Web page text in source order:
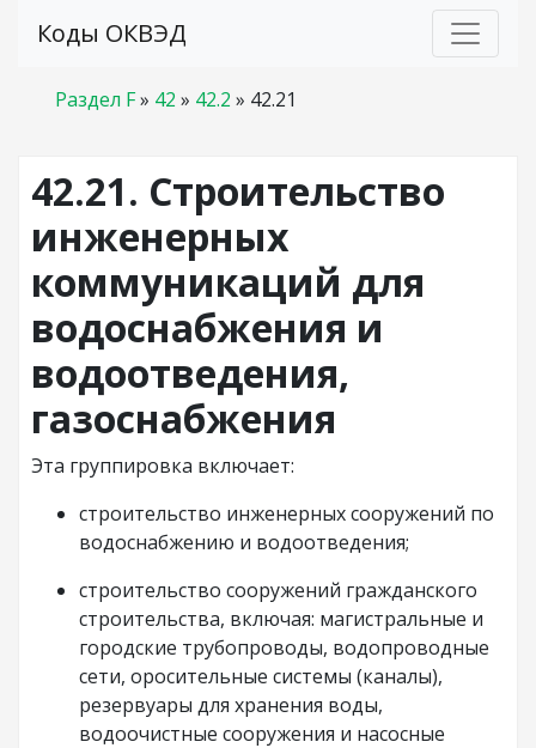
Коды ОКВЭД
Раздел F» 42 » 42.2 » 42.21
42.21. Строительство
инженерных
коммуникаций для
водоснабжения и
водоотведения,
газоснабжения
Эта группировка включает:
строительство инженерных сооружений по
водоснабжению и водоотведения;
строительство сооружений гражданского
строительства, включая: магистральные и
городские трубопроводы, водопроводные
сети, оросительные системы (каналы),
резервуары для хранения воды,
водоочистные сооружения и насосные